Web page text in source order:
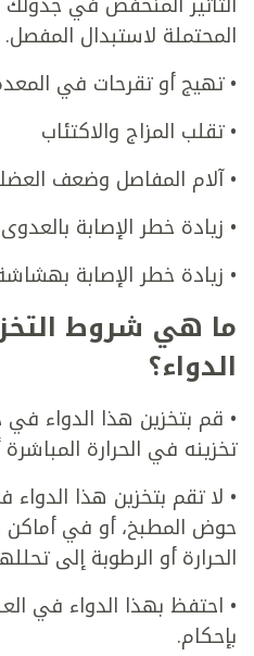
المحتملة لاستبدال المفصل.
• تهيج أو تقرحات في
• تقلب المزاج والاكتئاب
• آلام المفاصل وضعف
• زيادة خطر الإصابة بالعدوى
• زيادة خطر الإصابة
ما هي شروط
الدواء؟
• قم بتخزين هذا الدواء في
تخزينه في الحرارة
• لا تقم بتخزين هذا
حوض المطبخ، أو في
الحرارة أو الرطوبة إلى
• احتفظ بهذا الدواء في
بإحكام.